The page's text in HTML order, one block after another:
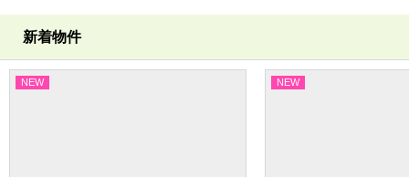
新着物件
NEW NEW